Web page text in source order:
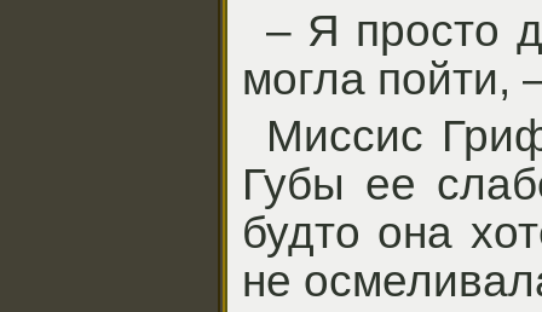
– Я просто
могла пойти,
Миссис
Губы ее
будто она
не